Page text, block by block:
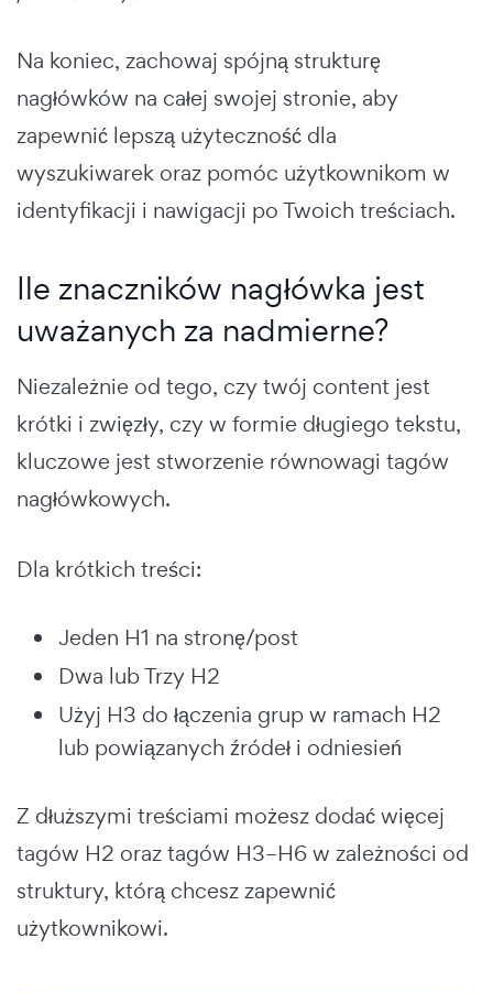
Na koniec, zachowaj spójną strukturę
nagłówków na całej swojej stronie, aby
zapewnić lepszą użyteczność dla
wyszukiwarek oraz pomóc użytkownikom w
identyfikacji i nawigacji po Twoich treściach.
Ile znaczników nagłówka jest
uważanych za nadmierne?
Niezależnie od tego, czy twój content jest
krótki i zwięzły, czy w formie długiego tekstu,
kluczowe jest stworzenie równowagi tagów
nagłówkowych.
Dla krótkich treści:
Jeden H1 na stronę/post
Dwa lub Trzy H2
Użyj H3 do łączenia grup w ramach H2
lub powiązanych źródeł i odniesień
Z dłuższymi treściami możesz dodać więcej
tagów H2 oraz tagów H3–H6 w zależności od
struktury, którą chcesz zapewnić
użytkownikowi.